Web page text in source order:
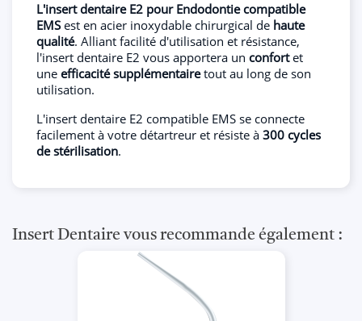
L'insert dentaire E2 pour Endodontie compatible
EMSest en acier inoxydable chirurgical de haute
qualité. Alliant facilité d'utilisation et résistance,
l'insert dentaire E2 vous apportera un confortet
une efficacité supplémentairetout au long de son
utilisation.
L'insert dentaire E2 compatible EMS se connecte
facilement à votre détartreur et résiste à 300 cycles
de stérilisation.
Insert Dentaire vous recommande également :